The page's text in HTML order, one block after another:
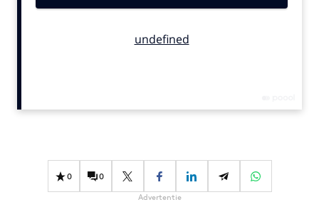
Carriere
Design
Diversiteit
Effectiviteit
0 0
Advertentie